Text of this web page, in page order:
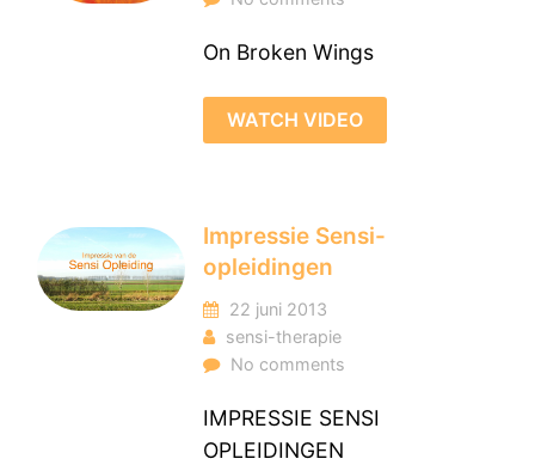
On Broken Wings
WATCH VIDEO
Impressie Sensi-
opleidingen
22 juni 2013
sensi-therapie
No comments
IMPRESSIE SENSI
OPLEIDINGEN